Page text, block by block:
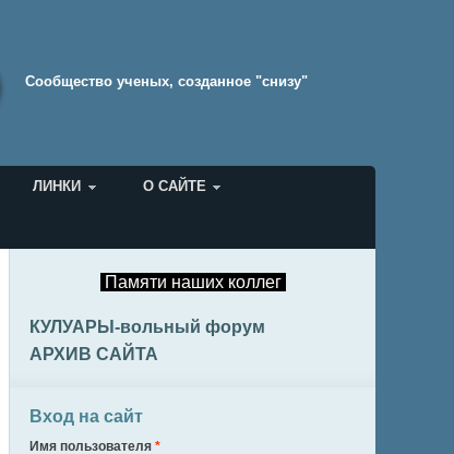
Cообщество ученых, созданное "снизу"
ЛИНКИ О САЙТЕ
Памяти наших коллег
КУЛУАРЫ-вольный форум
АРХИВ САЙТА
Вход на сайт
Имя пользователя *